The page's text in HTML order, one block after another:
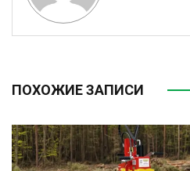
ПОХОЖИЕ ЗАПИСИ